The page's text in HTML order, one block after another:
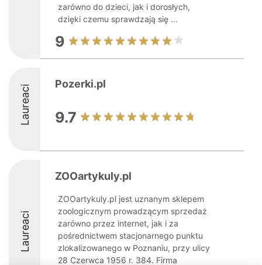
zarówno do dzieci, jak i dorosłych,
dzięki czemu sprawdzają się ...
9
Laureaci Pozerki.pl
9.7
Laureaci
ZOOartykuly.pl
ZOOartykuly.pl jest uznanym sklepem
zoologicznym prowadzącym sprzedaż
zarówno przez internet, jak i za
pośrednictwem stacjonarnego punktu
zlokalizowanego w Poznaniu, przy ulicy
28 Czerwca 1956 r. 384. Firma